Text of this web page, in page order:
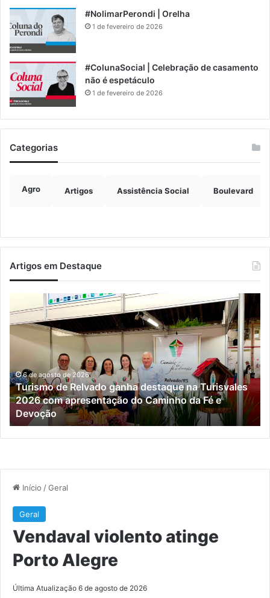
#NolimarPerondi | Orelha
1 de fevereiro de 2026
#ColunaSocial | Celebração de casamento
não é espetáculo
1 de fevereiro de 2026
Categorias
Agro Artigos Assistência Social Boulevard
Artigos em Destaque
de
Relvado
ganha
Turisvales
2026
com
apresentação
do
Caminho
Devoção
6 de agosto de 2026
Turismo de Relvado ganha destaque na Turisvales
2026 com apresentação do Caminho da Fé e
Devoção